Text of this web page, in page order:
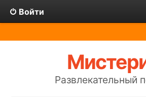
Войти
Развлекательный